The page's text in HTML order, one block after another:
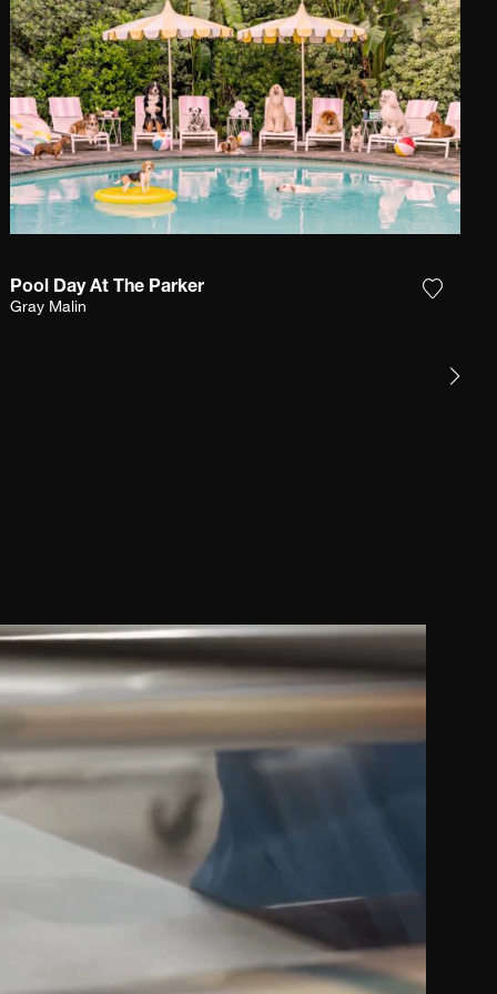
Sie das Foto meiner Wunschliste hinzu
Pool Day At The Parker
Gray Malin